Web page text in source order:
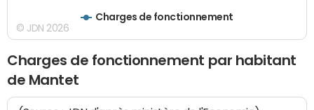
Charges de fonctionnement
© JDN 2026
Charges de fonctionnement par habitant
de Mantet